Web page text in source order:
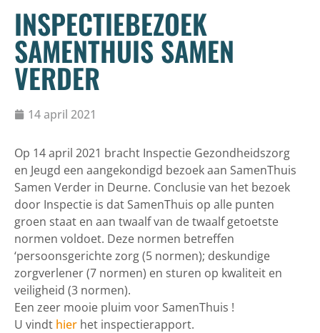
INSPECTIEBEZOEK
SAMENTHUIS SAMEN
VERDER
14 april 2021
Op 14 april 2021 bracht Inspectie Gezondheidszorg
en Jeugd een aangekondigd bezoek aan SamenThuis
Samen Verder in Deurne. Conclusie van het bezoek
door Inspectie is dat SamenThuis op alle punten
groen staat en aan twaalf van de twaalf getoetste
normen voldoet. Deze normen betreffen
‘persoonsgerichte zorg (5 normen); deskundige
zorgverlener (7 normen) en sturen op kwaliteit en
veiligheid (3 normen).
Een zeer mooie pluim voor SamenThuis !
U vindt hier het inspectierapport.